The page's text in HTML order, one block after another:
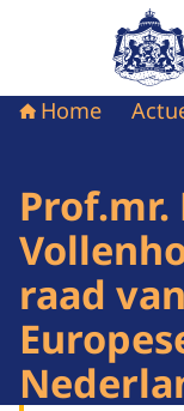
Naar
Home
raad